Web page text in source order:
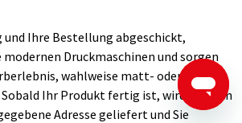
und Ihre Bestellung abgeschickt,
Druckmaschinen und sorgen
wahlweise matt- oder
Ihr Produkt fertig ist, wird es rasch
Adresse geliefert und Sie